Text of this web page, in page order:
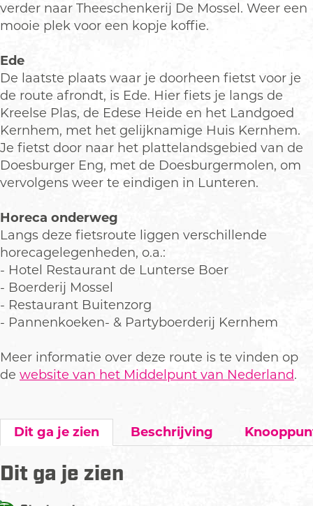
verder naar Theeschenkerij De Mossel. Weer een
mooie plek voor een kopje koffie.
Ede
De laatste plaats waar je doorheen fietst voor je
de route afrondt, is Ede. Hier fiets je langs de
Kreelse Plas, de Edese Heide en het Landgoed
Kernhem, met het gelijknamige Huis Kernhem.
Je fietst door naar het plattelandsgebied van de
Doesburger Eng, met de Doesburgermolen, om
vervolgens weer te eindigen in Lunteren.
Horeca onderweg
Langs deze fietsroute liggen verschillende
horecagelegenheden, o.a.:
- Hotel Restaurant de Lunterse Boer
- Boerderij Mossel
- Restaurant Buitenzorg
- Pannenkoeken- & Partyboerderij Kernhem
Meer informatie over deze route is te vinden op
de website van het Middelpunt van Nederland.
Dit ga je zien Beschrijving
Dit ga je zien